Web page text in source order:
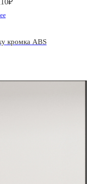
кромка ABS